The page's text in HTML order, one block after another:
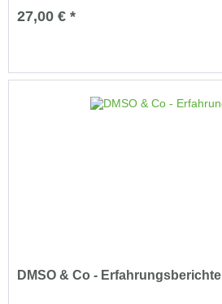
27,00 € *
DMSO & Co - Erfahrungsberichte